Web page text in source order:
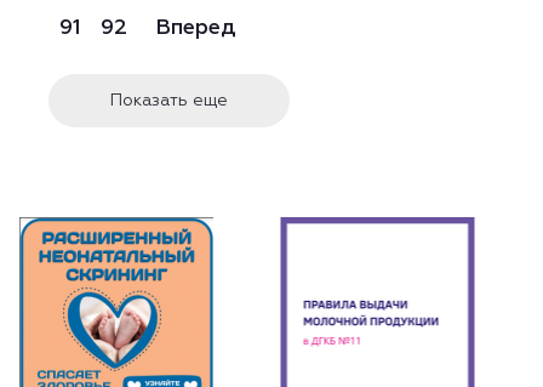
91
92 Вперед
Показать еще